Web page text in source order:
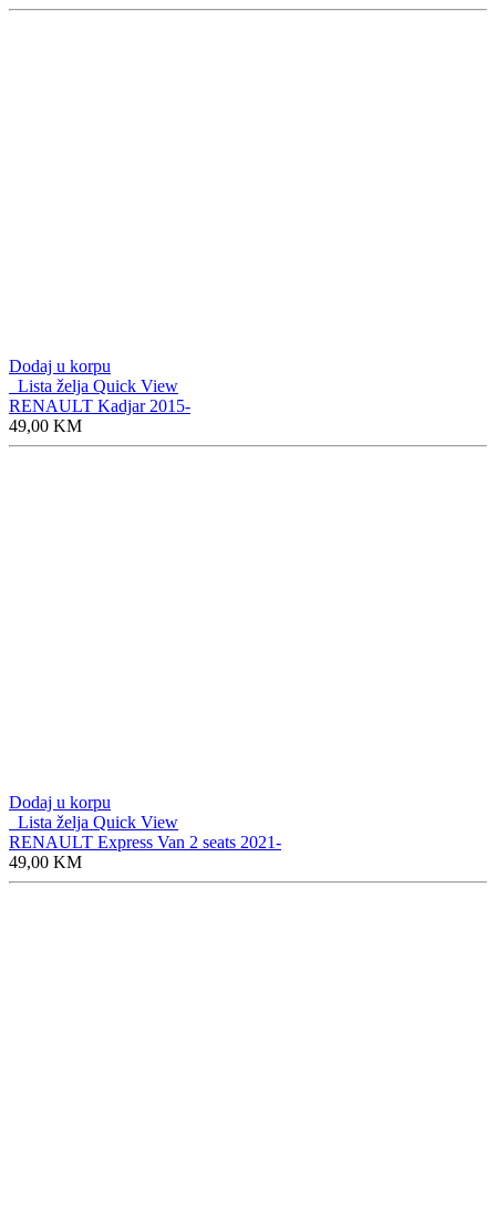
Dodaj u korpu
Lista želja Quick View
RENAULT Kadjar 2015-
49,00 KM
Dodaj u korpu
Lista želja Quick View
RENAULT Express Van 2 seats 2021-
49,00 KM